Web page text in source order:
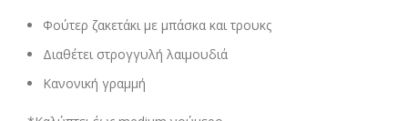
Φούτερ ζακετάκι με μπάσκα και τρουκς
Διαθέτει στρογγυλή λαιμουδιά
Κανονική γραμμή